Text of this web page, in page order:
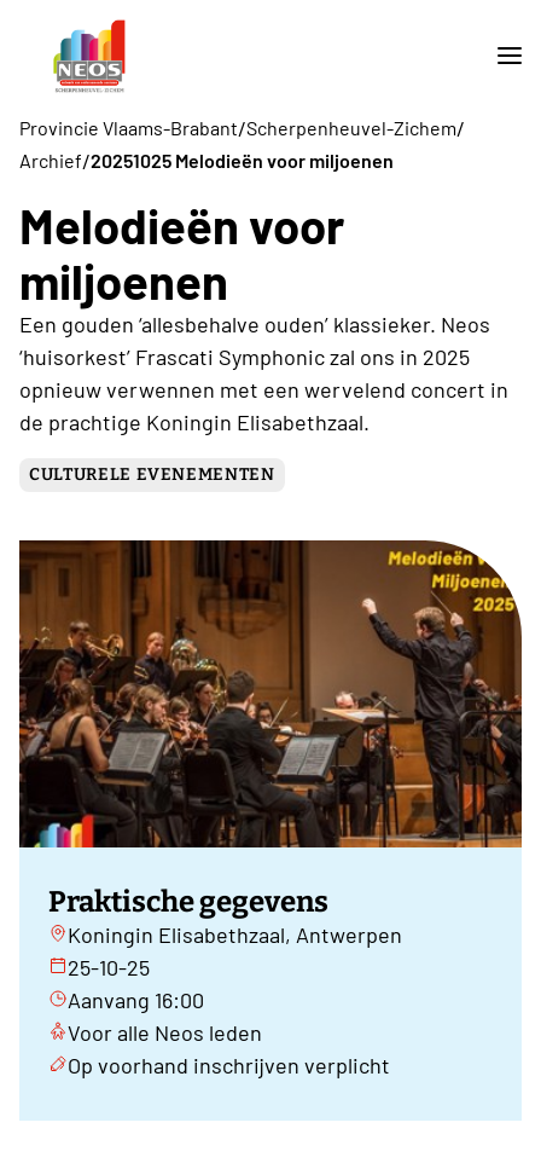
Provincie Vlaams-Brabant/Scherpenheuvel-Zichem/
Archief/20251025 Melodieën voor miljoenen
Melodieën voor
miljoenen
Een gouden ‘allesbehalve ouden’ klassieker. Neos
‘huisorkest’ Frascati Symphonic zal ons in 2025
opnieuw verwennen met een wervelend concert in
de prachtige Koningin Elisabethzaal.
CULTURELE EVENEMENTEN
Praktische gegevens
Koningin Elisabethzaal, Antwerpen
25-10-25
Aanvang 16:00
Voor alle Neos leden
Op voorhand inschrijven verplicht